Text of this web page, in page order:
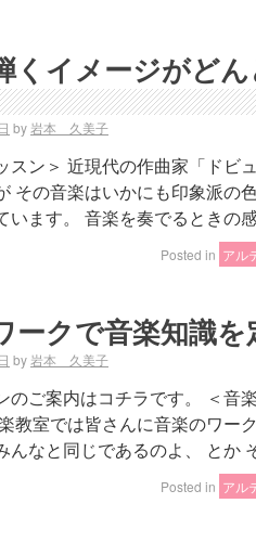
くイメージがど
by 岩本 久美子
スン＞ 近現代の作曲家「ドビ
その音楽はいかにも印象派の
います。 音楽を奏でるときの
Posted in アル
ークで音楽知識
by 岩本 久美子
のご案内はコチラです。 ＜音
教室では皆さんに音楽のワー
んなと同じであるのよ、 とか
Posted in アル